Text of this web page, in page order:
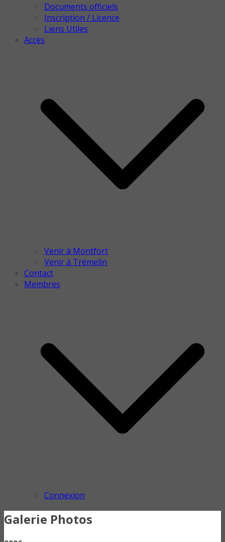
Documents officiels
Inscription / Licence
Liens Utiles
Accès
Venir à Montfort
Venir à Trémelin
Contact
Membres
Connexion
Galerie Photos